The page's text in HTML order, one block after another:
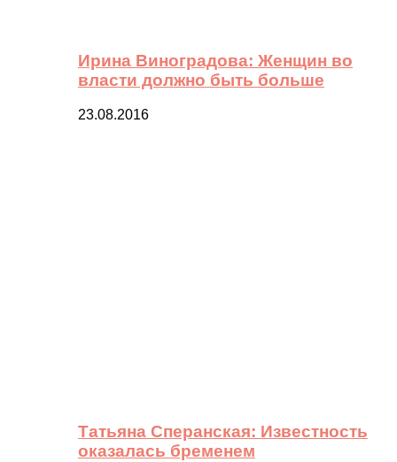
Ирина Виноградова: Женщин во
власти должно быть больше
23.08.2016
Татьяна Сперанская: Известность
оказалась бременем